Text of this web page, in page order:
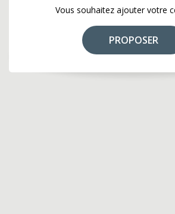
Vous souhaitez ajouter votre
PROPOSER